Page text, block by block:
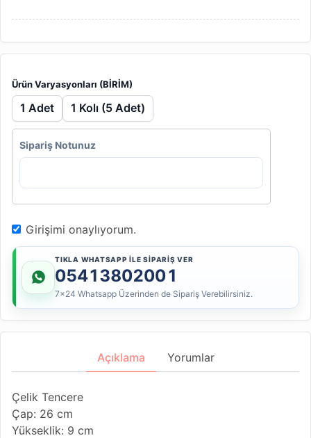
Ürün Varyasyonları (BİRİM)
1 Adet 1 Kolı (5 Adet)
Sipariş Notunuz
Girişimi onaylıyorum.
TIKLA WHATSAPP İLE SİPARİŞ VER
05413802001
7x24 Whatsapp Üzerinden de Sipariş Verebilirsiniz.
Açıklama Yorumlar
Çelik Tencere
Çap: 26 cm
Yükseklik: 9 cm